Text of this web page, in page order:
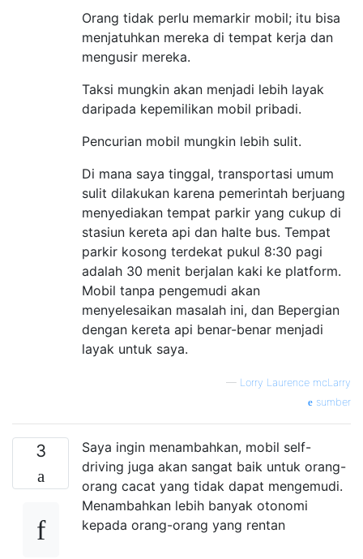
Orang tidak perlu memarkir mobil; itu bisa
menjatuhkan mereka di tempat kerja dan
mengusir mereka.
Taksi mungkin akan menjadi lebih layak
daripada kepemilikan mobil pribadi.
Pencurian mobil mungkin lebih sulit.
Di mana saya tinggal, transportasi umum
sulit dilakukan karena pemerintah berjuang
menyediakan tempat parkir yang cukup di
stasiun kereta api dan halte bus. Tempat
parkir kosong terdekat pukul 8:30 pagi
adalah 30 menit berjalan kaki ke platform.
Mobil tanpa pengemudi akan
menyelesaikan masalah ini, dan Bepergian
dengan kereta api benar-benar menjadi
layak untuk saya.
— Lorry Laurence mcLarry
sumber
3
Saya ingin menambahkan, mobil self-
driving juga akan sangat baik untuk orang-
orang cacat yang tidak dapat mengemudi.
Menambahkan lebih banyak otonomi
kepada orang-orang yang rentan